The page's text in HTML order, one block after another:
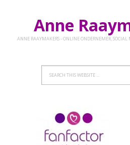
Anne
ANNE RAAYMAKERS - ONLINE ONDERNEMER, SOCIAL